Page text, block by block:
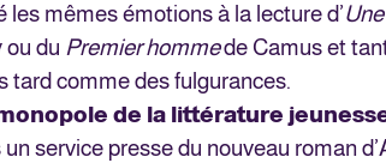
les mêmes émotions à la lecture d’Une
du Premier hommede Camus et
tard comme des fulgurances.
de la littérature
service presse du nouveau roman